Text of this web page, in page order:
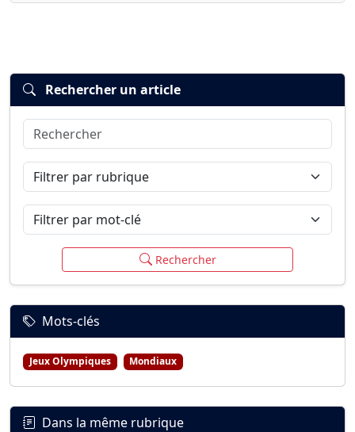
Connexion
Rechercher un article
Rechercher
Filtrer par rubrique
Filtrer par mot-clé
Rechercher
Mots-clés
Jeux Olympiques Mondiaux
Dans la même rubrique